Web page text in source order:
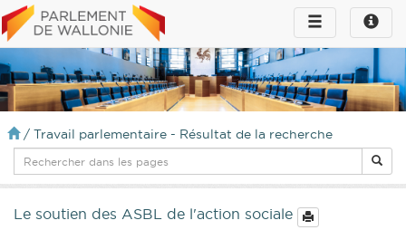
Toggle
infos
Toggle
navigation
/ Travail parlementaire - Résultat de la recherche
Le soutien des ASBL de l'action sociale